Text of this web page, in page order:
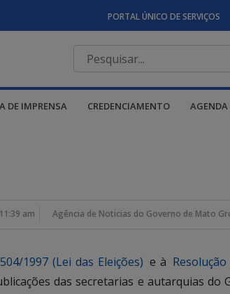
PORTAL ÚNICO DE SERVIÇOS
DE IMPRENSA CREDENCIAMENTO AGENDA
am Agência de Noticias do Governo de Mato
1997 (Lei das Eleições) e à
das secretarias e autarquias do